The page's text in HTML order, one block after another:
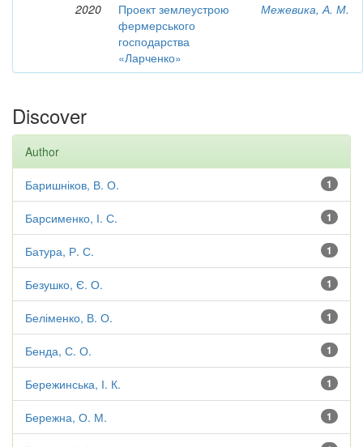
2020
Проект землеустрою
фермерського
господарства
«Ларченко»
Межевика, А. М.
Discover
Author
1
Баришніков, В. О.
1
Барсименко, І. С.
1
Батура, Р. С.
1
Безушко, Є. О.
1
Беліменко, В. О.
1
Бенда, С. О.
1
Бережинська, І. К.
1
Бережна, О. М.